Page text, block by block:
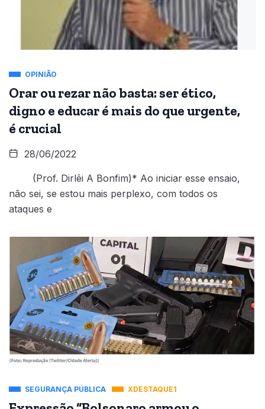
OPINIÃO
Orar ou rezar não basta: ser ético,
digno e educar é mais do que urgente,
é crucial
28/06/2022
(Prof. Dirlêi A Bonfim)* Ao iniciar esse ensaio,
não sei, se estou mais perplexo, com todos os
ataques e
SEGURANÇA PÚBLICA XDESTAQUE1